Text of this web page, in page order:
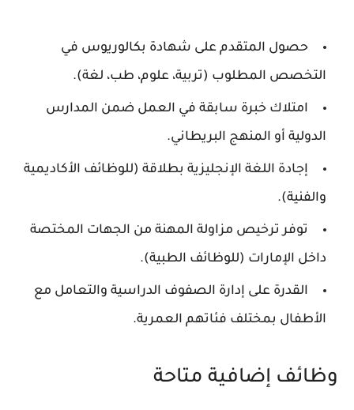
حصول المتقدم على شهادة بكالوريوس في
التخصص المطلوب (تربية، علوم، طب، لغة).
امتلاك خبرة سابقة في العمل ضمن المدارس
الدولية أو المنهج البريطاني.
إجادة اللغة الإنجليزية بطلاقة (للوظائف الأكاديمية
والفنية).
توفر ترخيص مزاولة المهنة من الجهات المختصة
داخل الإمارات (للوظائف الطبية).
القدرة على إدارة الصفوف الدراسية والتعامل مع
الأطفال بمختلف فئاتهم العمرية.
وظائف إضافية متاحة